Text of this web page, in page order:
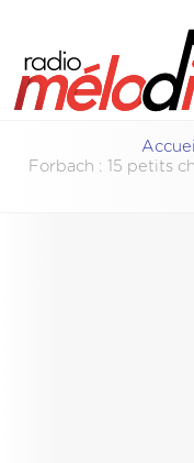
Forbach : 15 petits